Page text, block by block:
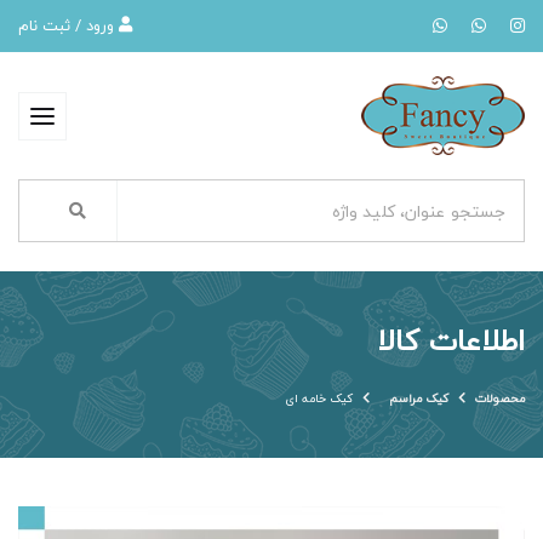
ورود / ثبت نام
اطلاعات کالا
محصولات کیک مراسم کیک خامه ای